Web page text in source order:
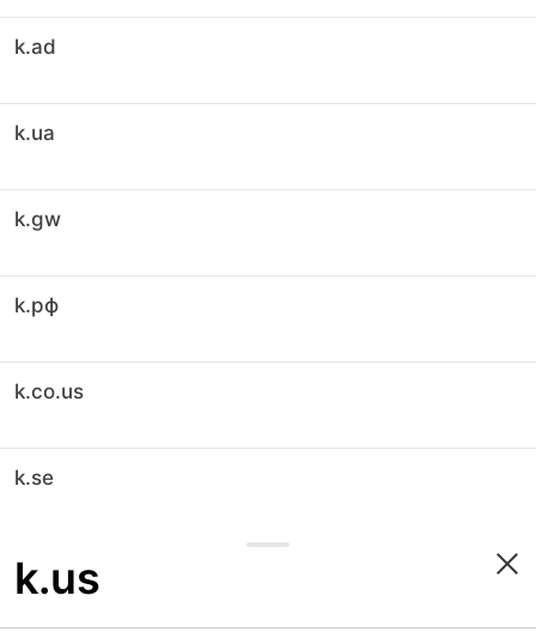
k.ad
k.ua
k.gw
k.рф
k.co.us
k.se
k.us